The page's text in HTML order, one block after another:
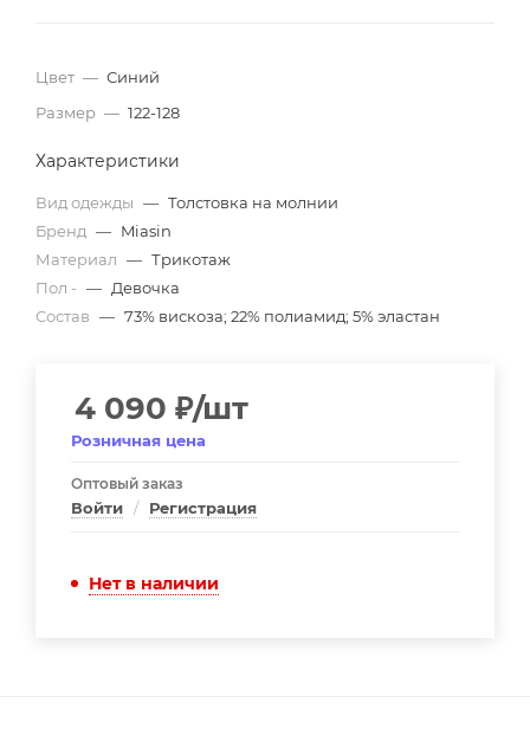
Цвет — Синий
Размер — 122-128
Характеристики
Вид одежды — Толстовка на молнии
Бренд — Miasin
Материал — Трикотаж
Пол - — Девочка
Состав — 73% вискоза; 22% полиамид; 5% эластан
4 090 ₽/шт
Розничная цена
Оптовый заказ
Войти / Регистрация
Нет в наличии